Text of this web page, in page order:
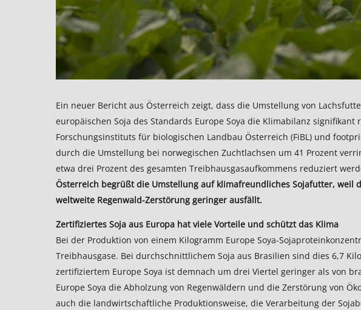
Ein neuer Bericht aus Österreich zeigt, dass die Umstellung von
europäischen Soja des Standards Europe Soya die Klimabilanz
Forschungsinstituts für biologischen Landbau Österreich (FiBL) und
durch die Umstellung bei norwegischen Zuchtlachsen um 41 Prozent
etwa drei Prozent des gesamten Treibhausgasaufkommens reduziert
Österreich begrüßt die Umstellung auf klimafreundliches Sojafutter, weil
weltweite Regenwald-Zerstörung geringer ausfällt.
Zertifiziertes Soja aus Europa hat viele Vorteile und schützt das Klima
Bei der Produktion von einem Kilogramm Europe Soya-
Treibhausgase. Bei durchschnittlichem Soja aus Brasilien sind dies 6,7
zertifiziertem Europe Soya ist demnach um drei Viertel geringer als von
Europe Soya die Abholzung von Regenwäldern und die Zerstörung von
auch die landwirtschaftliche Produktionsweise, die Verarbeitung der